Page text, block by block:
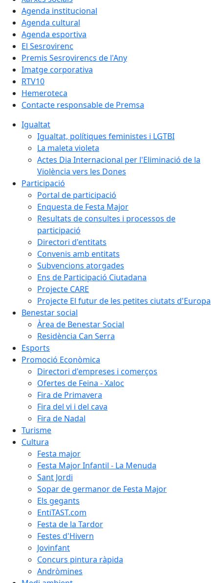
Agenda institucional
Agenda cultural
Agenda esportiva
El Sesrovirenc
Premis Sesrovirencs de l'Any
Imatge corporativa
RTV10
Hemeroteca
Contacte responsable de Premsa
Igualtat
Igualtat, polítiques feministes i LGTBI
La maleta violeta
Actes Dia Internacional per l'Eliminació de la
Violència vers les Dones
Participació
Portal de participació
Enquesta de Festa Major
Resultats de consultes i processos de
participació
Directori d'entitats
Convenis amb entitats
Subvencions atorgades
Ens de Participació Ciutadana
Projecte CARE
Projecte El futur de les petites ciutats d'Europa
Benestar social
Àrea de Benestar Social
Residència Can Serra
Esports
Promoció Econòmica
Directori d'empreses i comerços
Ofertes de Feina - Xaloc
Fira de Primavera
Fira del vi i del cava
Fira de Nadal
Turisme
Cultura
Festa major
Festa Major Infantil - La Menuda
Sant Jordi
Sopar de germanor de Festa Major
Els gegants
EntiTAST.com
Festa de la Tardor
Festes d'Hivern
Jovinfant
Concurs pintura ràpida
Andròmines